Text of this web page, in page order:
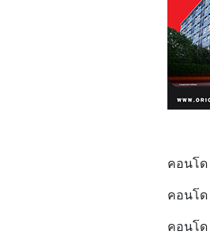
คอนโด
คอนโด
คอนโด